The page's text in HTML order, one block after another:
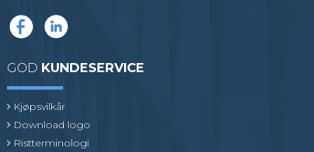
GOD KUNDESERVICE
Kjøpsvilkår
Download logo
Ristterminologi